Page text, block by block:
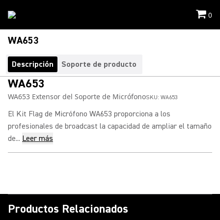
0
WA653
Descripción Soporte de producto
WA653
WA653 Extensor del Soporte de MicrófonoSKU: WA653
El Kit Flag de Micrófono WA653 proporciona a los
profesionales de broadcast la capacidad de ampliar el tamaño
de... Leer más
Productos Relacionados